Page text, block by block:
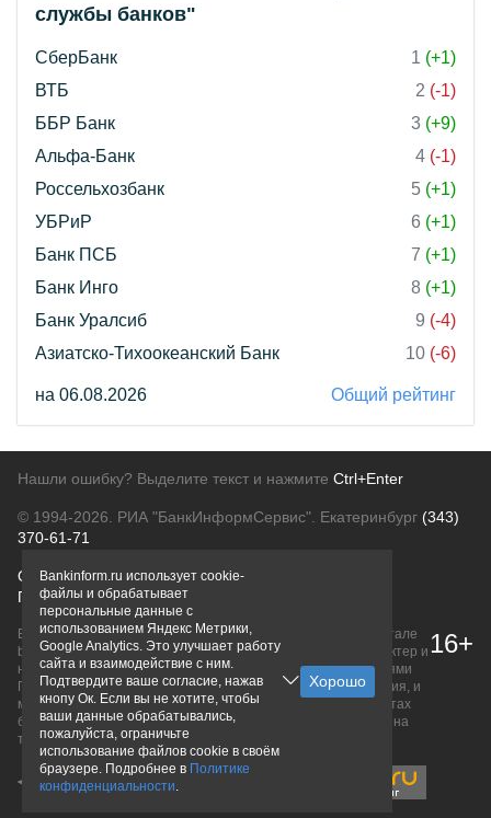
службы банков"
СберБанк 1 (+1)
ВТБ
2 (-1)
ББР Банк
3 (+9)
Альфа-Банк
4 (-1)
Россельхозбанк
5 (+1)
УБРиР
6 (+1)
Банк ПСБ
7 (+1)
Банк Инго
8 (+1)
Банк Уралсиб
9 (-4)
Азиатско-Тихоокеанский Банк
10 (-6)
на 06.08.2026 Общий рейтинг
Нашли ошибку? Выделите текст и нажмите Ctrl+Enter
© 1994-2026. РИА "БанкИнформСервис". Екатеринбург (343)
370-61-71
О проектеПолитика конфиденциальности
Правовая информацияДля рекламодателей
Вся информация о продуктах банков, размещенная на портале
bankinform.ru, носит исключительно ознакомительный характер и
не является публичной офертой, определяемой положениями
ГК РФ. Информация не содержит точного и полного описания, и
может быть изменена. Конечные условия уточняйте на сайтах
банков или при личном обращении. Исключительное право на
товарные знаки принадлежит их правообладателям.
16+
Bankinform.ru использует cookie-
файлы и обрабатывает
персональные данные с
использованием Яндекс Метрики,
Google Analytics. Это улучшает работу
сайта и взаимодействие с ним.
Подтвердите ваше согласие, нажав
кнопу Ок. Если вы не хотите, чтобы
ваши данные обрабатывались,
пожалуйста, ограничьте
использование файлов cookie в своём
браузере. Подробнее в Политике
конфиденциальности.